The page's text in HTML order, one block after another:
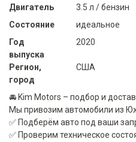
Двигатель
3.5 л / бензин
Состояние
идеальное
Год
выпуска
2020
Регион,
город
США
🚘 Kim Motors – подбор и
Мы привозим автомобили из
✅ Подберём авто под ваши
✅ Проверим техническое